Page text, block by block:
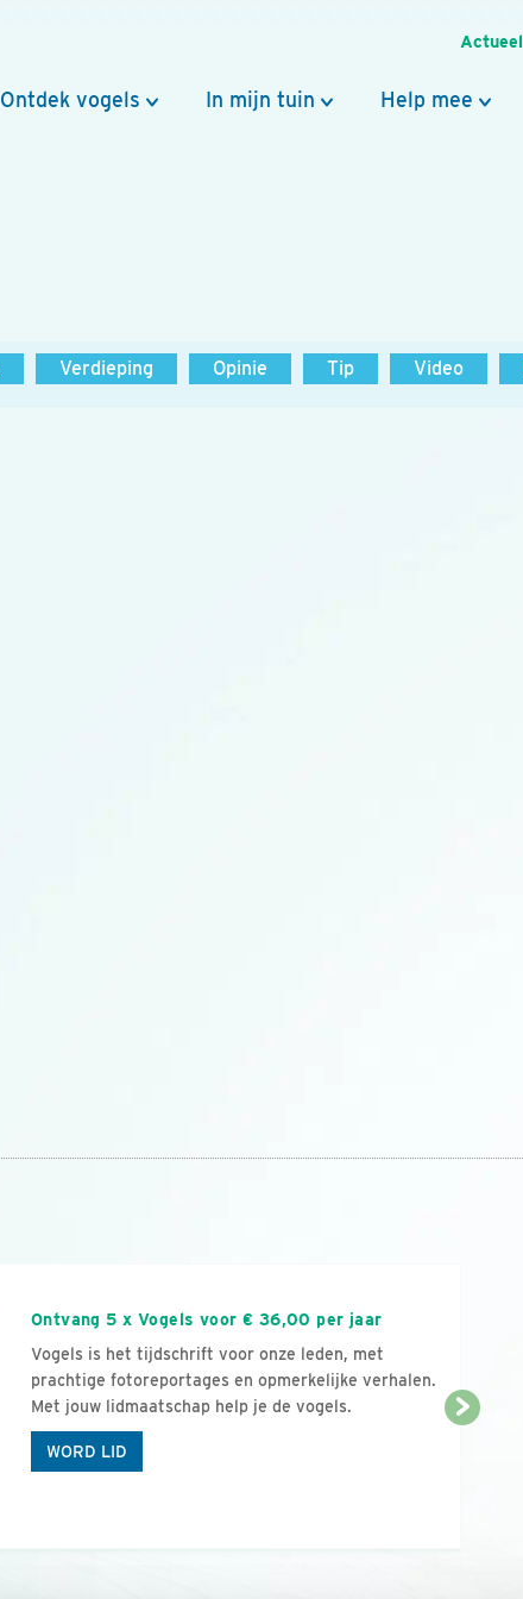
Actueel
Ontdek vogels In mijn tuin Help mee
Verdieping Opinie Tip Video
Ontvang 5 x Vogels voor € 36,00 per jaar
Vogels is het tijdschrift voor onze leden, met
prachtige fotoreportages en opmerkelijke verhalen.
Met jouw lidmaatschap help je de vogels.
WORD LID